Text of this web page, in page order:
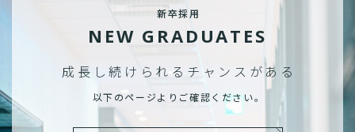
新卒採用
NEW GRADUATES
成長し続けられる チャンスがある
以下のページよりご確認ください。